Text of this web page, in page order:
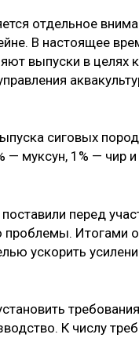
отдельное
В настоящее
выпуски в
сиговых
— муксун, 1% — чир
перед
Итогами
ускорить
К числу